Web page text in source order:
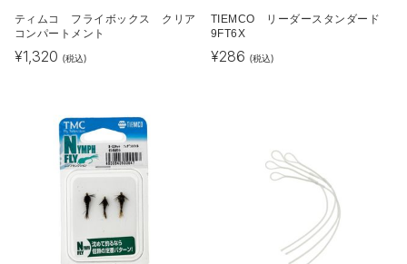
ティムコ フライボックス クリア
コンパートメント
¥1,320 (税込)
TIEMCO リーダースタンダード
9FT6X
¥286 (税込)